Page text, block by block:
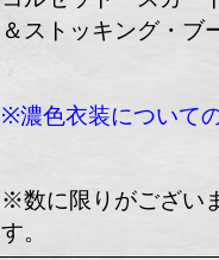
＆ストッキング・ブ
※濃色衣装について
※数に限りがござい
す。